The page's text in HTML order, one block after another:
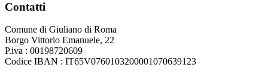
Contatti
Comune di Giuliano di Roma
Borgo Vittorio Emanuele, 22
P.iva : 00198720609
Codice IBAN : IT65V0760103200001070639123